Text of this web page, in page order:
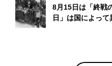
8月15日は「終戦
日」は国によって